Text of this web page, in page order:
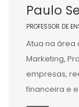
Paulo
PROFESSOR DE
Atua na área
Marketing,
empresas,
financeira e